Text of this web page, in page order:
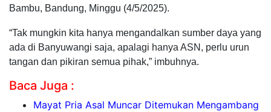
Bambu, Bandung, Minggu (4/5/2025).
“Tak mungkin kita hanya mengandalkan sumber daya yang
ada di Banyuwangi saja, apalagi hanya ASN, perlu urun
tangan dan pikiran semua pihak,” imbuhnya.
Baca Juga :
Mayat Pria Asal Muncar Ditemukan Mengambang